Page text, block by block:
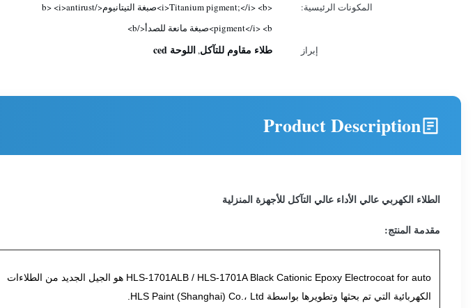
المكونات الرئيسية:
<i>Titanium pigment;</i> <b>صبغة التيتانيوم</b> <i>antirust
pigment</i> <b>صبغة مانعة للصدأ</b>
إبراز طلاء مقاوم للتآكل,اللوحة ced
Product Description
الطلاء الكهربي عالي الأداء عالي التآكل للأجهزة المنزلية
مقدمة المنتج:
HLS-1701ALB / HLS-1701A Black Cationic Epoxy Electrocoat for auto هو الجيل الجديد من الطلاءات
الكهربائية التي تم بحثها وتطويرها بواسطة HLS Paint (Shanghai) Co.، Ltd.